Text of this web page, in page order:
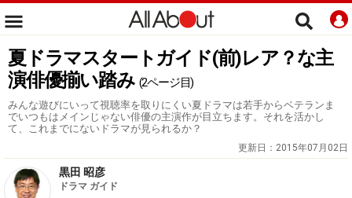
夏ドラマスタートガイド(前)レア？な主
演俳優揃い踏み (2ページ目)
みんな遊びにいって視聴率を取りにくい夏ドラマは若手からベテランま
でいつもはメインじゃない俳優の主演作が目立ちます。それを活かし
て、これまでにないドラマが見られるか？
更新日： 2015年07月02日
黒田 昭彦
ドラマ ガイド